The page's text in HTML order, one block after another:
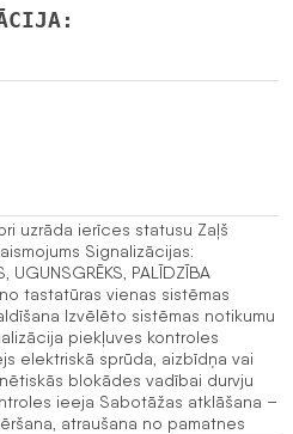
uzrāda ierīces statusu Zaļš
Signalizācijas:
UGUNSGRĒKS, PALĪDZĪBA
tastatūras vienas sistēmas
Izvēlēto sistēmas notikumu
piekļuves kontroles
elektriskā sprūda, aizbīdņa vai
blokādes vadībai durvju
ieeja Sabotāžas atklāšana –
atraušana no pamatnes